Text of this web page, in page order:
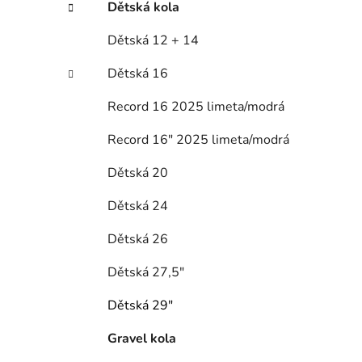
n
Dětská kola
Dětská 12 + 14
Dětská 16
Record 16 2025 limeta/modrá
Record 16" 2025 limeta/modrá
Dětská 20
Dětská 24
Dětská 26
Dětská 27,5"
Dětská 29"
Gravel kola